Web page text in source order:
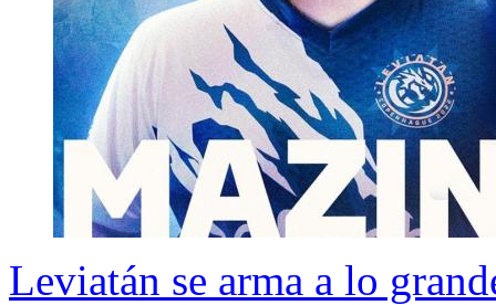
Leviatán se arma a lo